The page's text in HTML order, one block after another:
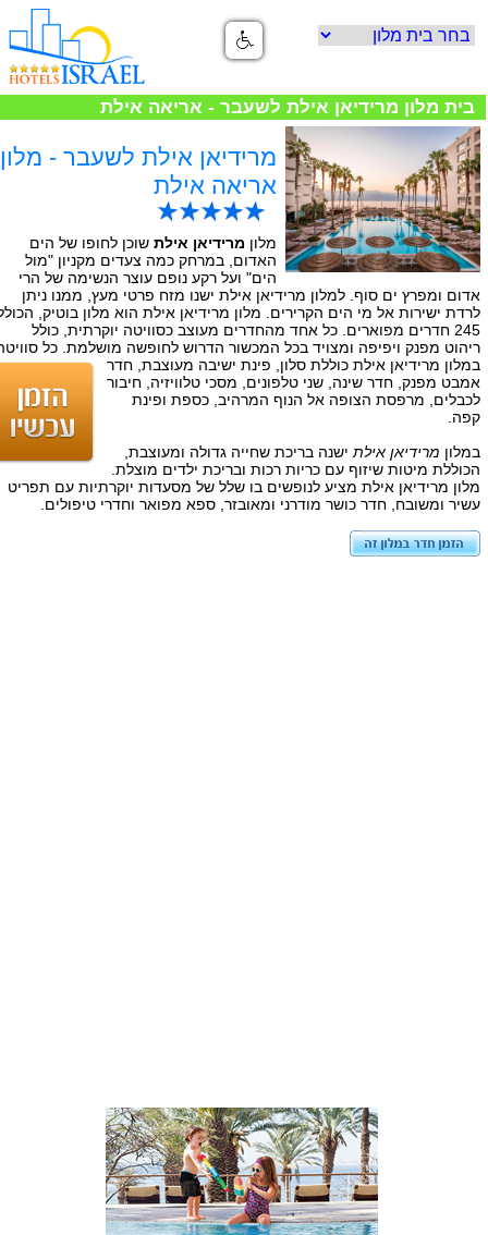
בית מלון מרידיאן אילת לשעבר - אריאה אילת
מרידיאן אילת לשעבר - מלון
אריאה אילת
מלוןמרידיאן אילתשוכן לחופו של הים
האדום, במרחק כמה צעדים מקניון "מול
הים" ועל רקע נופם עוצר הנשימה של הרי
אדום ומפרץ ים סוף. למלון מרידיאן אילת ישנו מזח פרטי מעץ, ממנו ניתן
לרדת ישירות אל מי הים הקרירים. מלון מרידיאן אילת הוא מלון בוטיק, הכולל
245 חדרים מפוארים. כל אחד מהחדרים מעוצב כסוויטה יוקרתית, כולל
ריהוט מפנק ויפיפה ומצויד בכל המכשור הדרוש לחופשה מושלמת. כל סוויטה
במלון מרידיאן אילת כוללת סלון, פינת ישיבה מעוצבת, חדר
אמבט מפנק, חדר שינה, שני טלפונים, מסכי טלוויזיה, חיבור
לכבלים, מרפסת הצופה אל הנוף המרהיב, כספת ופינת
קפה.
במלוןמרידיאן אילתישנה בריכת שחייה גדולה ומעוצבת,
הכוללת מיטות שיזוף עם כריות רכות ובריכת ילדים מוצלת.
מלון מרידיאן אילת מציע לנופשים בו שלל של מסעדות יוקרתיות עם תפריט
עשיר ומשובח, חדר כושר מודרני ומאובזר, ספא מפואר וחדרי טיפולים.